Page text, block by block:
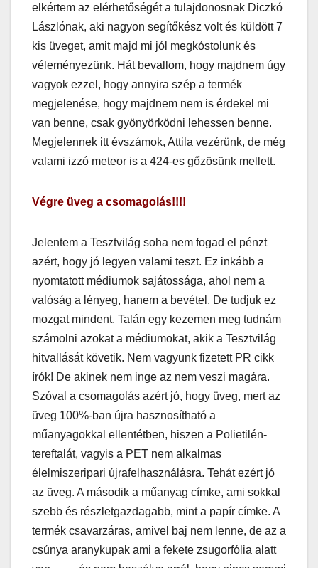
elkértem az elérhetőségét a tulajdonosnak Diczkó
Lászlónak, aki nagyon segítőkész volt és küldött 7
kis üveget, amit majd mi jól megkóstolunk és
véleményezünk. Hát bevallom, hogy majdnem úgy
vagyok ezzel, hogy annyira szép a termék
megjelenése, hogy majdnem nem is érdekel mi
van benne, csak gyönyörködni lehessen benne.
Megjelennek itt évszámok, Attila vezérünk, de még
valami izzó meteor is a 424-es gőzösünk mellett.
Végre üveg a csomagolás!!!!
Jelentem a Tesztvilág soha nem fogad el pénzt
azért, hogy jó legyen valami teszt. Ez inkább a
nyomtatott médiumok sajátossága, ahol nem a
valóság a lényeg, hanem a bevétel. De tudjuk ez
mozgat mindent. Talán egy kezemen meg tudnám
számolni azokat a médiumokat, akik a Tesztvilág
hitvallását követik. Nem vagyunk fizetett PR cikk
írók! De akinek nem inge az nem veszi magára.
Szóval a csomagolás azért jó, hogy üveg, mert az
üveg 100%-ban újra hasznosítható a
műanyagokkal ellentétben, hiszen a Polietilén-
tereftalát, vagyis a PET nem alkalmas
élelmiszeripari újrafelhasználásra. Tehát ezért jó
az üveg. A második a műanyag címke, ami sokkal
szebb és részletgazdagabb, mint a papír címke. A
termék csavarzáras, amivel baj nem lenne, de az a
csúnya aranykupak ami a fekete zsugorfólia alatt